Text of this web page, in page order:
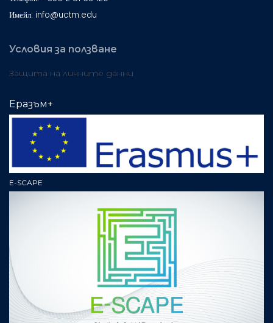
Имейл: info@uctm.edu
Условия за ползване
Защита на личните данни
Еразъм+
E-SCAPE